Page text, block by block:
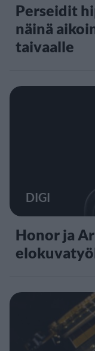
Perseidit
näinä
taivaalle
DIGI
Honor ja